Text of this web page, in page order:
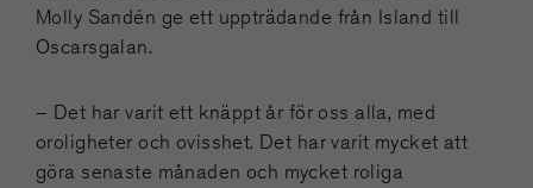
Molly Sandén ge ett uppträdande från Island till
Oscarsgalan.
– Det har varit ett knäppt år för oss alla, med
oroligheter och ovisshet. Det har varit mycket att
göra senaste månaden och mycket roliga